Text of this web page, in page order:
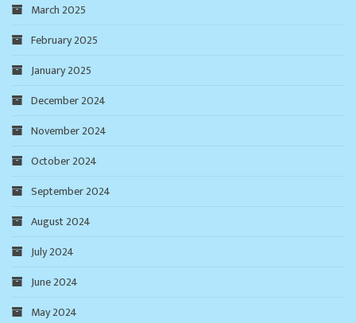
March 2025
February 2025
January 2025
December 2024
November 2024
October 2024
September 2024
August 2024
July 2024
June 2024
May 2024